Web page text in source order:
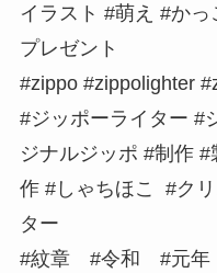
イラスト #萌え #か
プレゼント
#zippo #zippolighter
#ジッポーライター #
ジナルジッポ #制作
作 #しゃちほこ #ク
ター
#紋章 #令和 #元年